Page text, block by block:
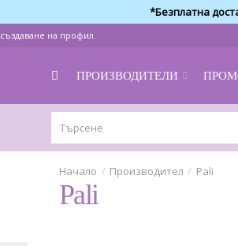
*Безплатна
създаване на профил.
ПРОИЗВОДИТЕЛИ
Производител Pali
Pali